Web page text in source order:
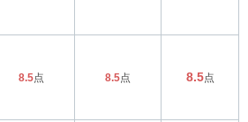
8.5点 8.5点 8.5点